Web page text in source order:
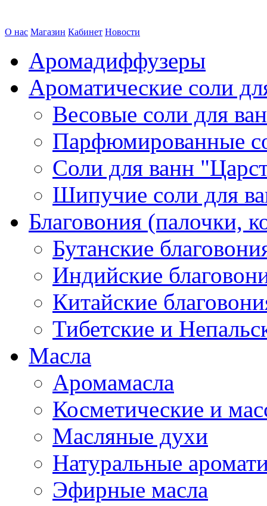
О нас Магазин Кабинет Новости
Аромадиффузеры
Ароматические соли
Весовые соли для
Парфюмированные
Соли для ванн
Шипучие соли для
Благовония (палочки,
Бутанские
Индийские
Китайские
Тибетские и
Масла
Аромамасла
Косметические и
Масляные духи
Натуральные
Эфирные масла